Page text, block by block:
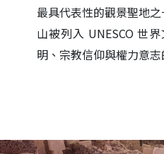
最具代表性的觀景聖地
山被列入 UNESCO 世
明、宗教信仰與權力意志